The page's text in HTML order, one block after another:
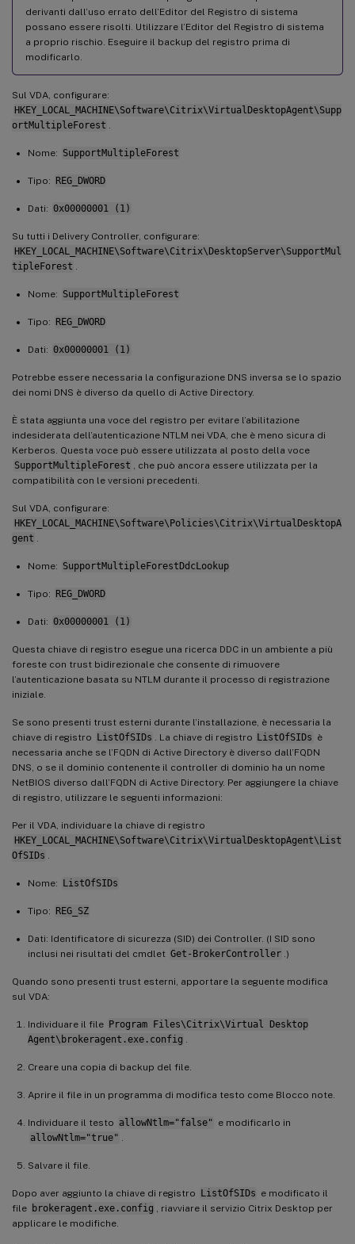
derivanti dall’uso errato dell’Editor del Registro di sistema
possano essere risolti. Utilizzare l’Editor del Registro di sistema
a proprio rischio. Eseguire il backup del registro prima di
modificarlo.
Sul VDA, configurare:
HKEY_LOCAL_MACHINE\Software\Citrix\VirtualDesktopAgent\Supp
ortMultipleForest
Nome: SupportMultipleForest
Tipo: REG_DWORD
Dati: 0x00000001 (1)
Su tutti i Delivery Controller, configurare:
HKEY_LOCAL_MACHINE\Software\Citrix\DesktopServer\SupportMul
tipleForest
Nome: SupportMultipleForest
Tipo: REG_DWORD
Dati: 0x00000001 (1)
Potrebbe essere necessaria la configurazione DNS inversa se lo spazio
dei nomi DNS è diverso da quello di Active Directory.
È stata aggiunta una voce del registro per evitare l’abilitazione
indesiderata dell’autenticazione NTLM nei VDA, che è meno sicura di
Kerberos. Questa voce può essere utilizzata al posto della voce
SupportMultipleForest
, che può ancora essere utilizzata per la
compatibilità con le versioni precedenti.
Sul VDA, configurare:
HKEY_LOCAL_MACHINE\Software\Policies\Citrix\VirtualDesktopA
gent
Nome: SupportMultipleForestDdcLookup
Tipo: REG_DWORD
Dati: 0x00000001 (1)
Questa chiave di registro esegue una ricerca DDC in un ambiente a più
foreste con trust bidirezionale che consente di rimuovere
l’autenticazione basata su NTLM durante il processo di registrazione
iniziale.
Se sono presenti trust esterni durante l’installazione, è necessaria la
chiave di registro ListOfSIDs . La chiave di registro ListOfSIDs è
necessaria anche se l’FQDN di Active Directory è diverso dall’FQDN
DNS, o se il dominio contenente il controller di dominio ha un nome
NetBIOS diverso dall’FQDN di Active Directory. Per aggiungere la chiave
di registro, utilizzare le seguenti informazioni:
Per il VDA, individuare la chiave di registro
HKEY_LOCAL_MACHINE\Software\Citrix\VirtualDesktopAgent\List
OfSIDs
Nome: ListOfSIDs
Tipo: REG_SZ
Dati: Identificatore di sicurezza (SID) dei Controller. (I SID sono
inclusi nei risultati del cmdlet Get-BrokerController .)
Quando sono presenti trust esterni, apportare la seguente modifica
sul VDA:
Individuare il file Program Files\Citrix\Virtual Desktop
Agent\brokeragent.exe.config
Creare una copia di backup del file.
Aprire il file in un programma di modifica testo come Blocco note.
Individuare il testo allowNtlm="false" e modificarlo in
allowNtlm="true"
Salvare il file.
Dopo aver aggiunto la chiave di registro ListOfSIDs e modificato il
file brokeragent.exe.config
, riavviare il servizio Citrix Desktop per
applicare le modifiche.